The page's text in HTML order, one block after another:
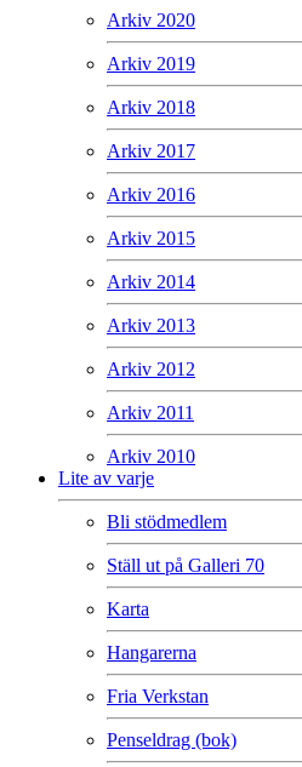
Arkiv 2020
Arkiv 2019
Arkiv 2018
Arkiv 2017
Arkiv 2016
Arkiv 2015
Arkiv 2014
Arkiv 2013
Arkiv 2012
Arkiv 2011
Arkiv 2010
Lite av varje
Bli stödmedlem
Ställ ut på Galleri 70
Karta
Hangarerna
Fria Verkstan
Penseldrag (bok)